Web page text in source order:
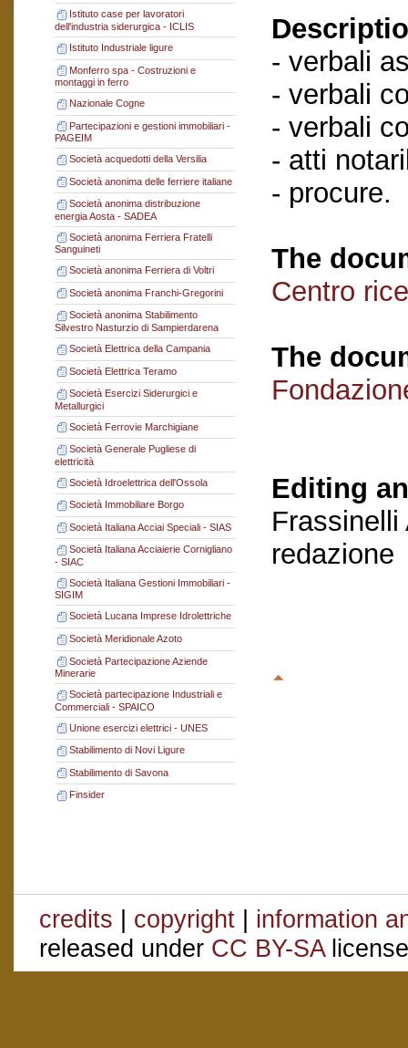
Istituto case per lavoratori
dell'industria siderurgica - ICLIS
Istituto Industriale ligure
Monferro spa - Costruzioni e
montaggi in ferro
Nazionale Cogne
Partecipazioni e gestioni immobiliari -
PAGEIM
Società acquedotti della Versilia
Società anonima delle ferriere italiane
Società anonima distribuzione
energia Aosta - SADEA
Società anonima Ferriera Fratelli
Sanguineti
Società anonima Ferriera di Voltri
Società anonima Franchi-Gregorini
Società anonima Stabilimento
Silvestro Nasturzio di Sampierdarena
Società Elettrica della Campania
Società Elettrica Teramo
Società Esercizi Siderurgici e
Metallurgici
Società Ferrovie Marchigiane
Società Generale Pugliese di
elettricità
Società Idroelettrica dell'Ossola
Società Immobiliare Borgo
Società Italiana Acciai Speciali - SIAS
Società Italiana Acciaierie Cornigliano
- SIAC
Società Italiana Gestioni Immobiliari -
SIGIM
Società Lucana Imprese Idrolettriche
Società Meridionale Azoto
Società Partecipazione Aziende
Minerarie
Società partecipazione Industriali e
Commerciali - SPAICO
Unione esercizi elettrici - UNES
Stabilimento di Novi Ligure
Stabilimento di Savona
Finsider
- verbali
- verbali
- verbali
- atti
- procure.
The
Centro
The
Editing
Frassinelli
redazione
credits | copyright | information
released under CC BY-SA